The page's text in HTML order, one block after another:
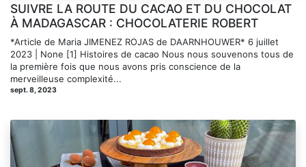
SUIVRE LA ROUTE DU CACAO ET DU CHOCOLAT
À MADAGASCAR : CHOCOLATERIE ROBERT
*Article de Maria JIMENEZ ROJAS de DAARNHOUWER* 6 juillet
2023 | None [1] Histoires de cacao Nous nous souvenons tous de
la première fois que nous avons pris conscience de la
merveilleuse complexité...
sept. 8, 2023